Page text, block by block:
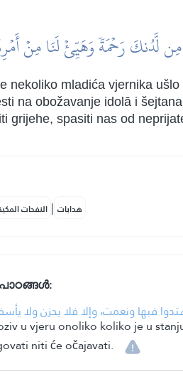
مِن لَّدُنكَ رَحۡمَةٗ وَهَيِّئۡ لَنَا مِنۡ
nekoliko mladića vjernika
na obožavanje idolā i
grijehe, spasiti nas od
النفحات | هدايات
فبها ونعمت، وإلا فلا يحزن ولا
u vjeru onoliko koliko je u
niti će očajavati.